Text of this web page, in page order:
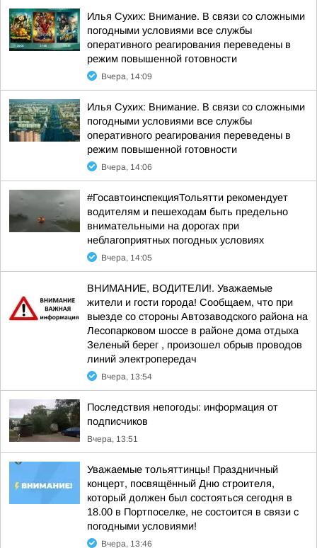
Илья Сухих: Внимание. В связи со сложными
погодными условиями все службы
оперативного реагирования переведены в
режим повышенной готовности
Вчера, 14:09
Илья Сухих: Внимание. В связи со сложными
погодными условиями все службы
оперативного реагирования переведены в
режим повышенной готовности
Вчера, 14:06
#ГосавтоинспекцияТольятти рекомендует
водителям и пешеходам быть предельно
внимательными на дорогах при
неблагоприятных погодных условиях
Вчера, 14:05
ВНИМАНИЕ, ВОДИТЕЛИ!. Уважаемые
жители и гости города! Сообщаем, что при
выезде со стороны Автозаводского района на
Лесопарковом шоссе в районе дома отдыха
Зеленый берег , произошел обрыв проводов
линий электропередач
Вчера, 13:54
Последствия непогоды: информация от
подписчиков
Вчера, 13:51
Уважаемые тольяттинцы! Праздничный
концерт, посвящённый Дню строителя,
который должен был состояться сегодня в
18.00 в Портпоселке, не состоится в связи с
погодными условиями!
Вчера, 13:46